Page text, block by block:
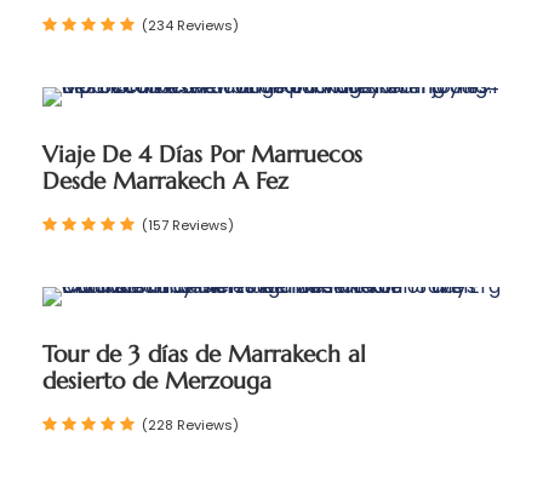
(234 Reviews)
Viaje De 4 Días Por Marruecos
Desde Marrakech A Fez
(157 Reviews)
Tour de 3 días de Marrakech al
desierto de Merzouga
(228 Reviews)